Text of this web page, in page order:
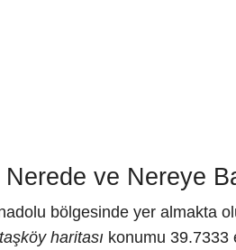
ve Nereye
bölgesinde yer almakta
haritası konumu 39.7333